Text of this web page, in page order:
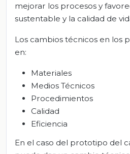
mejorar los procesos y
sustentable y la calidad de
Los cambios técnicos en los
en:
Materiales
Medios Técnicos
Procedimientos
Calidad
Eficiencia
En el caso del prototipo del